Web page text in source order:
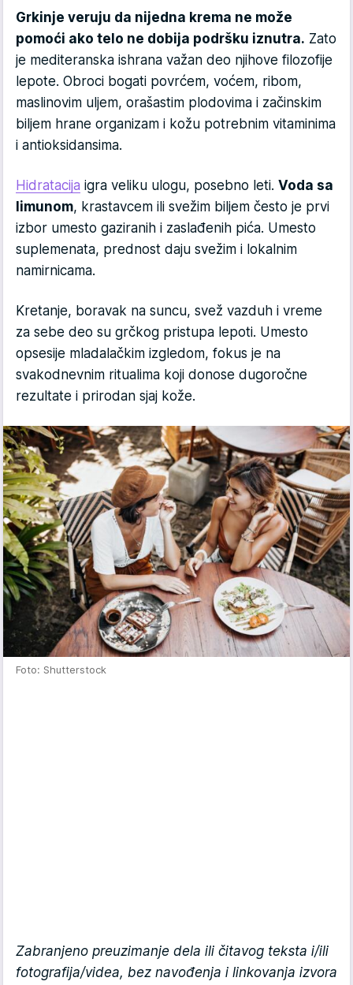
Grkinje veruju da nijedna krema ne može
pomoći ako telo ne dobija podršku iznutra. Zato
je mediteranska ishrana važan deo njihove filozofije
lepote. Obroci bogati povrćem, voćem, ribom,
maslinovim uljem, orašastim plodovima i začinskim
biljem hrane organizam i kožu potrebnim vitaminima
i antioksidansima.
Hidratacija igra veliku ulogu, posebno leti. Voda sa
limunom, krastavcem ili svežim biljem često je prvi
izbor umesto gaziranih i zaslađenih pića. Umesto
suplemenata, prednost daju svežim i lokalnim
namirnicama.
Kretanje, boravak na suncu, svež vazduh i vreme
za sebe deo su grčkog pristupa lepoti. Umesto
opsesije mladalačkim izgledom, fokus je na
svakodnevnim ritualima koji donose dugoročne
rezultate i prirodan sjaj kože.
Foto: Shutterstock
Zabranjeno preuzimanje dela ili čitavog teksta i/ili
fotografija/videa, bez navođenja i linkovanja izvora